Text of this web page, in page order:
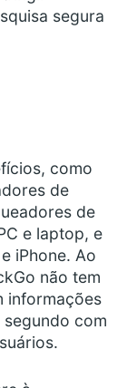
segura
como
de
de
e laptop, e
iPhone. Ao
não tem
informações
com